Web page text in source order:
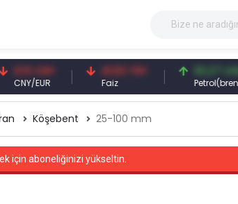
EUR
41,53 TRY
Faiz
83,27 USD
Petrol(brent)
Köşebent 25-100 mm
için aboneliğinizi yükseltin.